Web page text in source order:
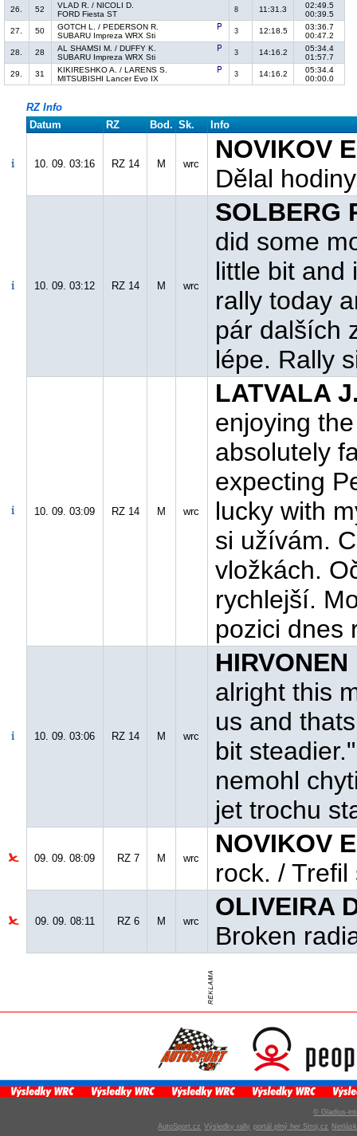
26.
52
VLAD R. / NICOLI D.
FORD Fiesta ST
8 11:31.3
02:49.5
00:39.5
27.
50
GOTCH L. / PEDERSON R.
SUBARU Impreza WRX Sti
3 12:18.5
03:36.7
00:47.2
28.
28
AL SHAMSI M. / DUFFY K.
SUBARU Impreza WRX Sti
3 14:16.2
05:34.4
01:57.7
29.
31
KIKIRESHKO A. / LARENS S.
MITSUBISHI Lancer Evo IX
3 14:16.2
05:34.4
00:00.0
RZ Info
Datum
RZ Bod. Sk. Info
10. 09. 03:16 RZ 14 M wrc
NOVIKOV
Dělal
10. 09. 03:12 RZ 14 M wrc
SOLBERG
did some
little bit and
rally today
pár dalších
lépe. Rally
10. 09. 03:09 RZ 14 M wrc
LATVALA
enjoying
absolutely
expecting
lucky with
si užívám.
vložkách.
rychlejší.
pozici dnes
10. 09. 03:06 RZ 14 M wrc
alright this
us and
bit
nemohl
jet trochu
09. 09. 08:09 RZ 7 M wrc
NOVIKOV
rock. / Trefil
09. 09. 08:11 RZ 6 M wrc
OLIVEIRA
Broken
© Gladius-
AutoSport.cz Výsledky rally portál plný her Stroj.cz